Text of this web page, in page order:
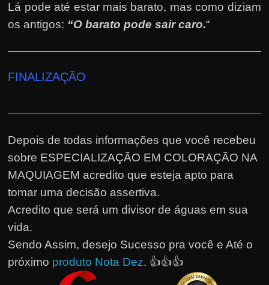
Lá pode até estar mais barato, mas como diziam
os antigos: “O barato pode sair caro.“
FINALIZAÇÃO
Depois de todas informações que você recebeu
sobre ESPECIALIZAÇÃO EM COLORAÇÃO NA
MAQUIAGEM acredito que esteja apto para
tomar uma decisão assertiva.
Acredito que será um divisor de águas em sua
vida.
Sendo Assim, desejo Sucesso pra você e Até o
próximo produto Nota Dez. 👍👍👍